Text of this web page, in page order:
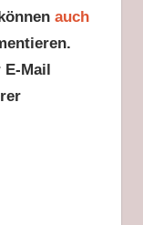
auch
E-Mail